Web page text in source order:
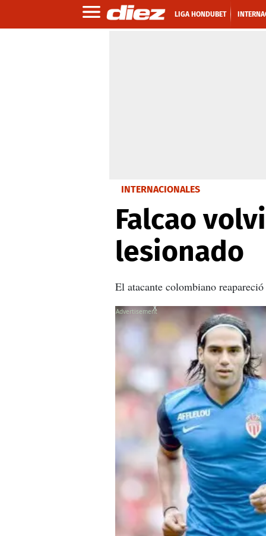
LIGA HONDUBET
INTERNACIONALES
Falcao
lesionado
El atacante colombiano
X